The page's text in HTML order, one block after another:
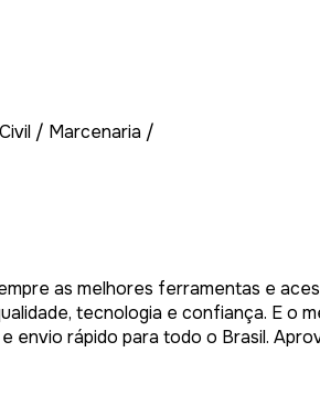
/ Marcenaria /
as melhores ferramentas e
tecnologia e confiança. E o
envio rápido para todo o Brasil.